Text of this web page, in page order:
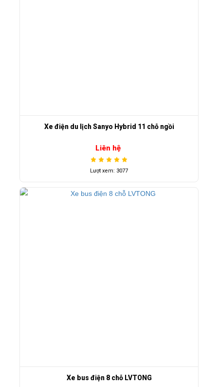
Xe điện du lịch Sanyo Hybrid 11 chỗ ngồi
Liên hệ
Lượt xem: 3077
Xe bus điện 8 chỗ LVTONG